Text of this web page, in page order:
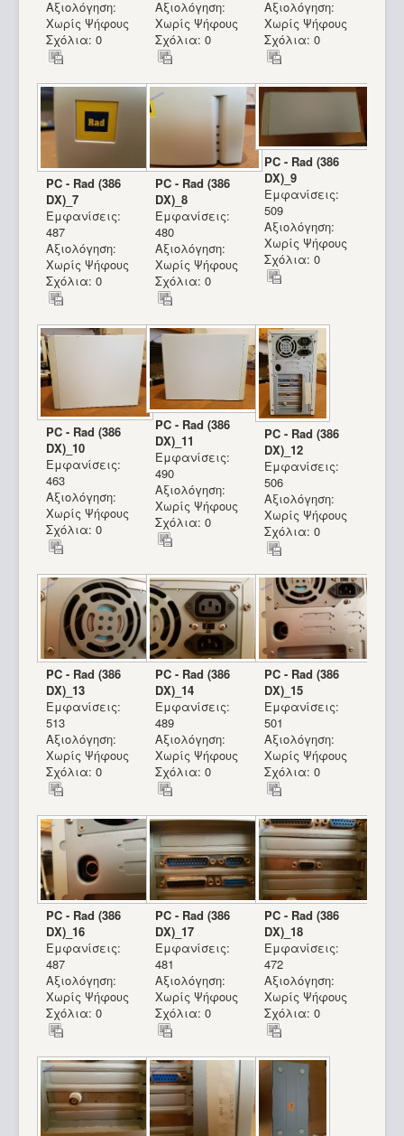
Αξιολόγηση:
Χωρίς Ψήφους
Σχόλια: 0
Αξιολόγηση:
Χωρίς Ψήφους
Σχόλια: 0
Αξιολόγηση:
Χωρίς Ψήφους
Σχόλια: 0
PC - Rad (386
DX)_7
Εμφανίσεις:
487
Αξιολόγηση:
Χωρίς Ψήφους
Σχόλια: 0
PC - Rad (386
DX)_8
Εμφανίσεις:
480
Αξιολόγηση:
Χωρίς Ψήφους
Σχόλια: 0
PC - Rad (386
DX)_9
Εμφανίσεις:
509
Αξιολόγηση:
Χωρίς Ψήφους
Σχόλια: 0
PC - Rad (386
DX)_10
Εμφανίσεις:
463
Αξιολόγηση:
Χωρίς Ψήφους
Σχόλια: 0
PC - Rad (386
DX)_11
Εμφανίσεις:
490
Αξιολόγηση:
Χωρίς Ψήφους
Σχόλια: 0
PC - Rad (386
DX)_12
Εμφανίσεις:
506
Αξιολόγηση:
Χωρίς Ψήφους
Σχόλια: 0
PC - Rad (386
DX)_13
Εμφανίσεις:
513
Αξιολόγηση:
Χωρίς Ψήφους
Σχόλια: 0
PC - Rad (386
DX)_14
Εμφανίσεις:
489
Αξιολόγηση:
Χωρίς Ψήφους
Σχόλια: 0
PC - Rad (386
DX)_15
Εμφανίσεις:
501
Αξιολόγηση:
Χωρίς Ψήφους
Σχόλια: 0
PC - Rad (386
DX)_16
Εμφανίσεις:
487
Αξιολόγηση:
Χωρίς Ψήφους
Σχόλια: 0
PC - Rad (386
DX)_17
Εμφανίσεις:
481
Αξιολόγηση:
Χωρίς Ψήφους
Σχόλια: 0
PC - Rad (386
DX)_18
Εμφανίσεις:
472
Αξιολόγηση:
Χωρίς Ψήφους
Σχόλια: 0